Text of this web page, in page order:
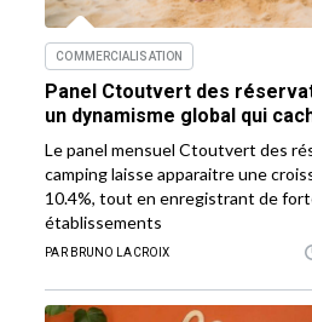
COMMERCIALISATION
Panel Ctoutvert des
un dynamisme global qui
Le panel mensuel Ctoutvert des
camping laisse apparaitre une
10.4%, tout en enregistrant de
établissements
PAR BRUNO LACROIX